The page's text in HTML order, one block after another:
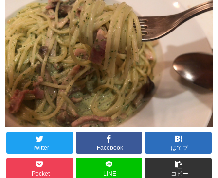
Twitter Facebook はてブ
Pocket LINE コピー